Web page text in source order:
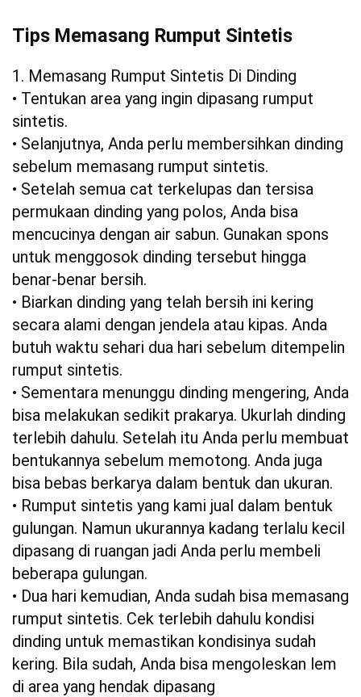
Tips Memasang Rumput Sintetis
1. Memasang Rumput Sintetis Di Dinding
• Tentukan area yang ingin dipasang rumput
sintetis.
• Selanjutnya, Anda perlu membersihkan dinding
sebelum memasang rumput sintetis.
• Setelah semua cat terkelupas dan tersisa
permukaan dinding yang polos, Anda bisa
mencucinya dengan air sabun. Gunakan spons
untuk menggosok dinding tersebut hingga
benar-benar bersih.
• Biarkan dinding yang telah bersih ini kering
secara alami dengan jendela atau kipas. Anda
butuh waktu sehari dua hari sebelum ditempelin
rumput sintetis.
• Sementara menunggu dinding mengering, Anda
bisa melakukan sedikit prakarya. Ukurlah dinding
terlebih dahulu. Setelah itu Anda perlu membuat
bentukannya sebelum memotong. Anda juga
bisa bebas berkarya dalam bentuk dan ukuran.
• Rumput sintetis yang kami jual dalam bentuk
gulungan. Namun ukurannya kadang terlalu kecil
dipasang di ruangan jadi Anda perlu membeli
beberapa gulungan.
• Dua hari kemudian, Anda sudah bisa memasang
rumput sintetis. Cek terlebih dahulu kondisi
dinding untuk memastikan kondisinya sudah
kering. Bila sudah, Anda bisa mengoleskan lem
di area yang hendak dipasang